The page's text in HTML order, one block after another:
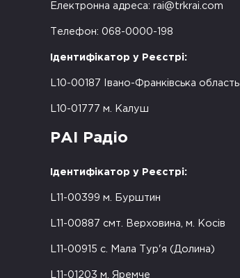
Електронна адреса: rai@trkrai.com
Телефон: 068-0000-198
Ідентифікатор у Реєстрі:
L10-00187 Івано-Франківська область
L10-01777 м. Калуш
РАІ Радіо
Ідентифікатор у Реєстрі:
L11-00399 м. Бурштин
L11-00887 смт. Верховина, м. Косів
L11-00915 с. Мала Тур'я (Долина)
L11-01203 м. Яремче